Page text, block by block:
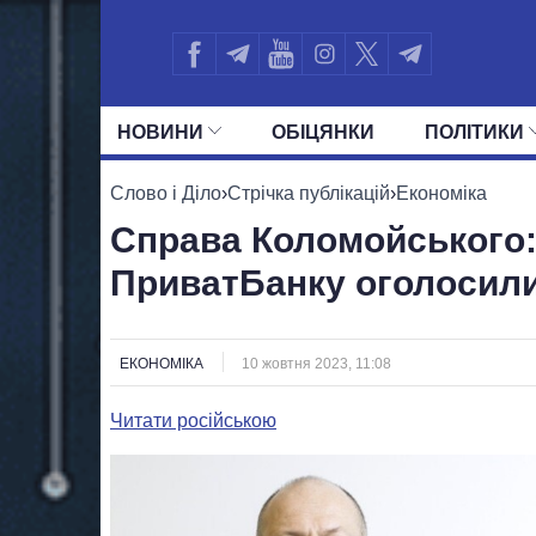
НОВИНИ ОБIЦЯНКИ ПОЛIТИКИ
УСІ ПОЛІТИКИ ПРЕЗИДЕНТ І ОФІС
Слово і Діло›Стрічка публікацій›Економіка
Справа
ПриватБанку
ЕКОНОМІКА 10 жовтня 2023, 11:08
Читати російською